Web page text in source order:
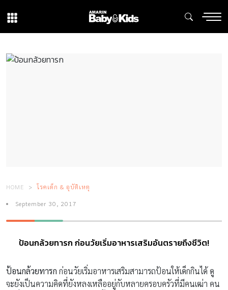
HOME โรคเด็ก & อุบัติเหตุ
September 30, 2017
ป้อนกล้วยทารก ก่อนวัยเริ่มอาหารเสริมอันตรายถึงชีวิต!
ป้อนกล้วยทารก ก่อนวัยเริ่มอาหารเสริมสามารถป้อนให้เด็กกินได้ ดู
จะยังเป็นความคิดที่ยังหลงเหลืออยู่กับหลายครอบครัวที่มีคนเฒ่า คน